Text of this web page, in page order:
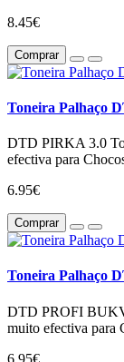
8.45€
Comprar
Toneira Palhaço
DTD PIRKA 3.0
efectiva para
6.95€
Comprar
Toneira Palhaço
DTD PROFI
muito efectiva para
6.95€